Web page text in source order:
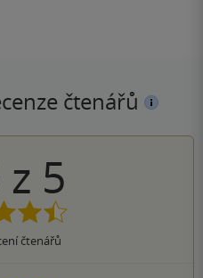
čtenářů
z 5
čtenářů